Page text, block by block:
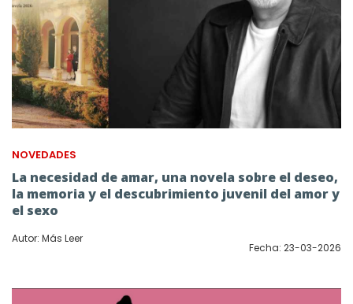
NOVEDADES
La necesidad de amar, una novela sobre el deseo,
la memoria y el descubrimiento juvenil del amor y
el sexo
Autor: Más Leer
Fecha: 23-03-2026